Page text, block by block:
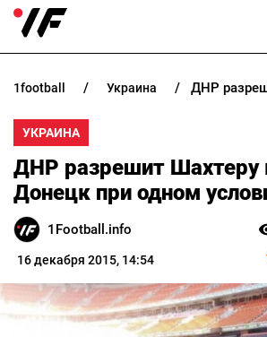
НОВОСТИ
ПРОГНОЗЫ
БУКМЕКЕРЫ
КАЗИНО
РАЗНОЕ
1football украина
УКРАИНА
ДНР разрешит Шахтеру
Донецк при одном
1Football.info
16 декабря 2015, 14:54